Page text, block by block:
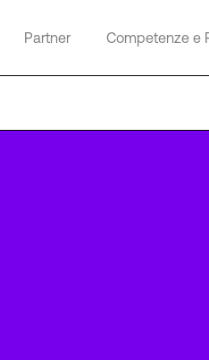
Partner Competenze e